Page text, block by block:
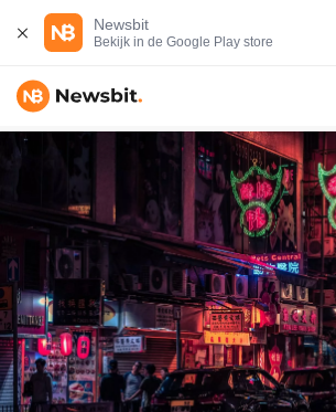
Newsbit
Bekijk in de Google Play store